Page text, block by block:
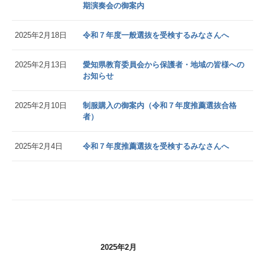
期演奏会の御案内
2025年2月18日 令和７年度一般選抜を受検するみなさんへ
2025年2月13日
愛知県教育委員会から保護者・地域の皆様への
お知らせ
2025年2月10日
制服購入の御案内（令和７年度推薦選抜合格
者）
2025年2月4日 令和７年度推薦選抜を受検するみなさんへ
2025年2月